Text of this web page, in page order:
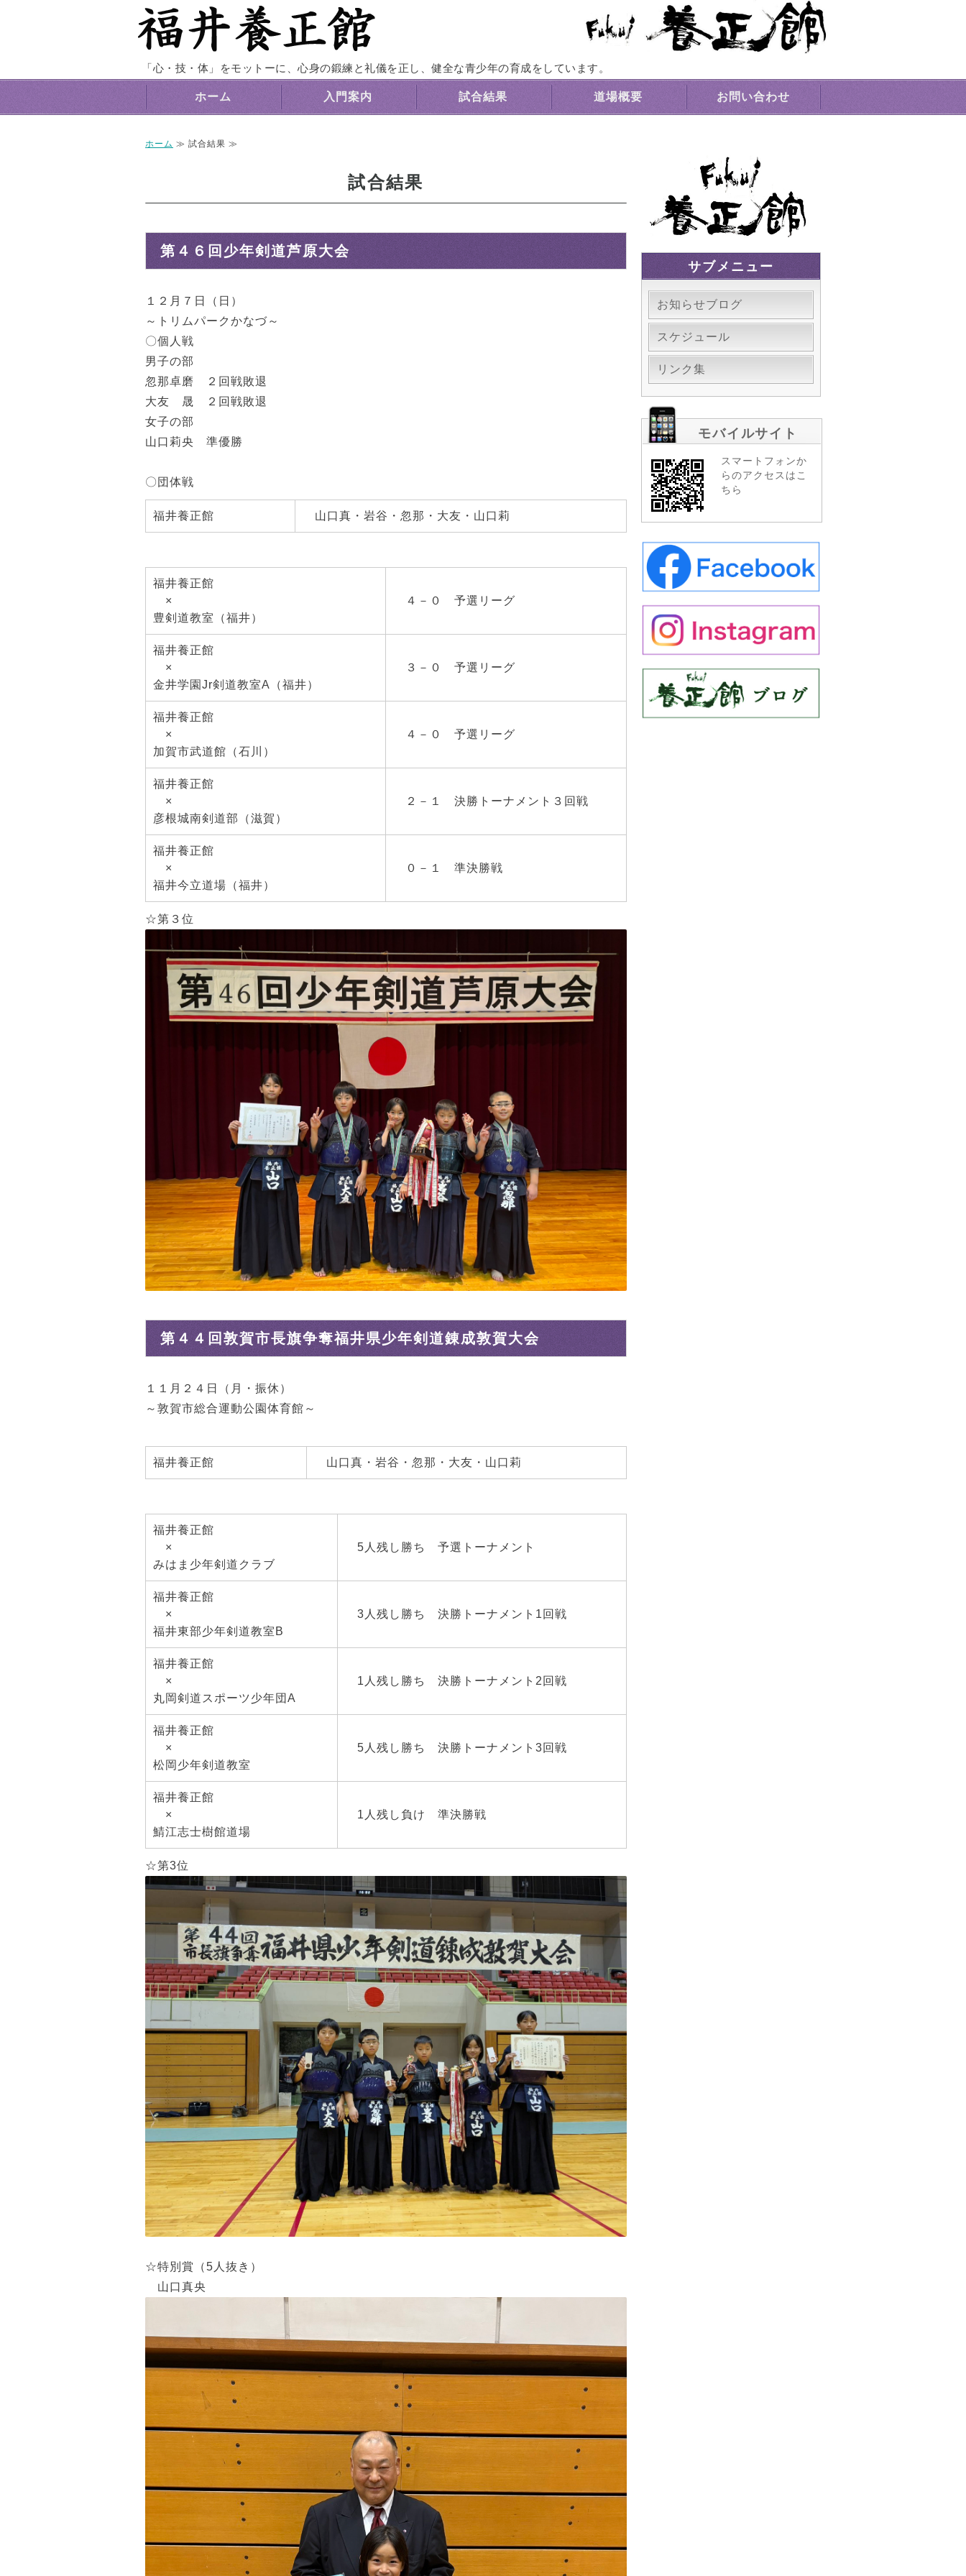
福井養正館｜心身の鍛練と礼儀を正す剣道道場｜敦賀市
「心・技・体」をモットーに、心身の鍛練と礼儀を正し、健全な青少年の育成をしています。
ホーム 入門案内 試合結果 道場概要 お問い合わせ
ホーム ≫ 試合結果 ≫
試合結果
第４６回少年剣道芦原大会
１２月７日（日）
～トリムパークかなづ～
〇個人戦
男子の部
忽那卓磨 ２回戦敗退
大友 晟 ２回戦敗退
女子の部
山口莉央 準優勝
〇団体戦
福井養正館 山口真・岩谷・忽那・大友・山口莉
福井養正館
×
豊剣道教室（福井）
４－０ 予選リーグ
福井養正館
×
金井学園Jr剣道教室A（福井）
３－０ 予選リーグ
福井養正館
×
加賀市武道館（石川）
４－０ 予選リーグ
福井養正館
×
彦根城南剣道部（滋賀）
２－１ 決勝トーナメント３回戦
福井養正館
×
福井今立道場（福井）
０－１ 準決勝戦
☆第３位
第４４回敦賀市長旗争奪福井県少年剣道錬成敦賀大会
１１月２４日（月・振休）
～敦賀市総合運動公園体育館～
福井養正館 山口真・岩谷・忽那・大友・山口莉
福井養正館
×
みはま少年剣道クラブ
5人残し勝ち 予選トーナメント
福井養正館
×
福井東部少年剣道教室B
3人残し勝ち 決勝トーナメント1回戦
福井養正館
×
丸岡剣道スポーツ少年団A
1人残し勝ち 決勝トーナメント2回戦
福井養正館
×
松岡少年剣道教室
5人残し勝ち 決勝トーナメント3回戦
福井養正館
×
鯖江志士樹館道場
1人残し負け 準決勝戦
☆第3位
☆特別賞（5人抜き）
山口真央
サブメニュー
お知らせブログ
スケジュール
リンク集
モバイルサイト
スマートフォンか
らのアクセスはこ
ちら